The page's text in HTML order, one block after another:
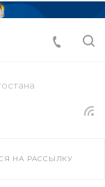
НА РАССЫЛКУ